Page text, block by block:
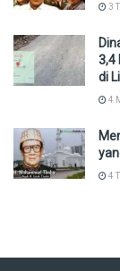
3
3,4
di
4
4